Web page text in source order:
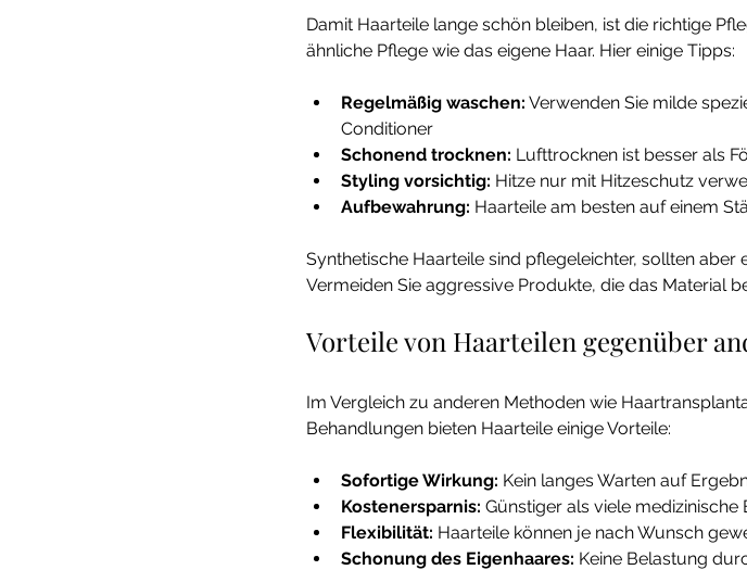
Damit Haarteile lange schön bleiben, ist die richtige
ähnliche Pflege wie das eigene Haar. Hier einige Tipps:
Regelmäßig waschen: Verwenden Sie milde
Conditioner
Schonend trocknen: Lufttrocknen ist besser als
Styling vorsichtig: Hitze nur mit Hitzeschutz
Aufbewahrung: Haarteile am besten auf einem
Synthetische Haarteile sind pflegeleichter, sollten
Vermeiden Sie aggressive Produkte, die das Material
Vorteile von Haarteilen gegenüber
Im Vergleich zu anderen Methoden wie
Behandlungen bieten Haarteile einige Vorteile:
Sofortige Wirkung: Kein langes Warten auf
Kostenersparnis: Günstiger als viele medizinische
Flexibilität: Haarteile können je nach Wunsch
Schonung des Eigenhaares: Keine Belastung